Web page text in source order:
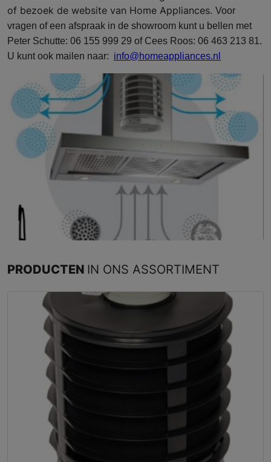
of bezoek de website van Home Appliances. Voor
vragen of een afspraak in de showroom kunt u bellen met
Peter Schutte: 06 155 999 29 of Cees Roos: 06 463 213 81.
U kunt ook mailen naar: info@homeappliances.nl
PRODUCTEN IN ONS ASSORTIMENT